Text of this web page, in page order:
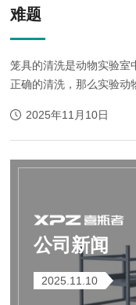
难题
笼具的清洗是动物实验室
正确的清洗，那么实验动
完善的笼具清洗记录制度
2025年11月10日
公司新闻
2025.11.10